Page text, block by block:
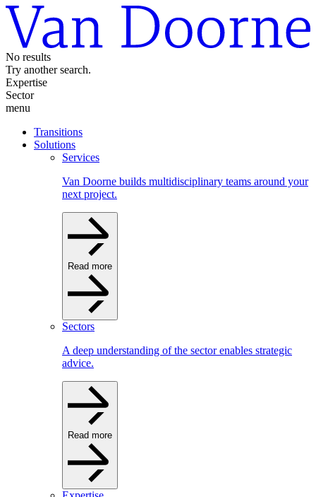
No results
Try another search.
Expertise
Sector
menu
Transitions
Solutions
Services
Van Doorne builds multidisciplinary teams around your
next project.
Read more
Sectors
A deep understanding of the sector enables strategic
advice.
Read more